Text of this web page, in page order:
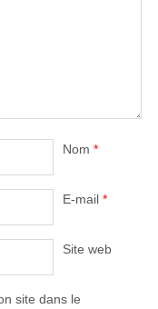
Nom *
E-mail *
Site web
site dans le